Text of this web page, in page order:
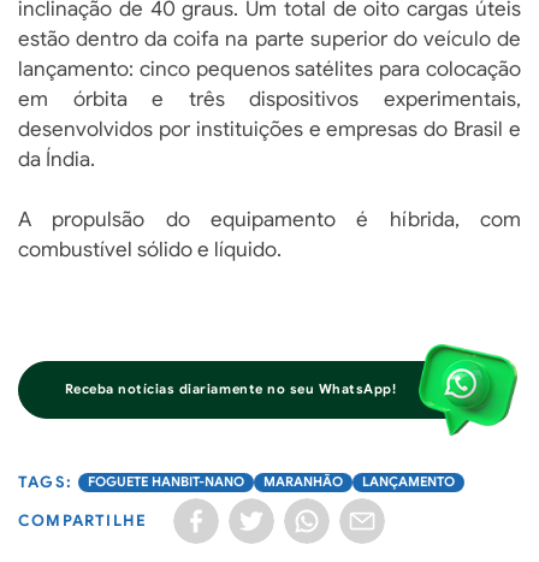
inclinação de 40 graus. Um total de oito cargas úteis
estão dentro da coifa na parte superior do veículo de
lançamento: cinco pequenos satélites para colocação
em órbita e três dispositivos experimentais,
desenvolvidos por instituições e empresas do Brasil e
da Índia.
A propulsão do equipamento é híbrida, com
combustível sólido e líquido.
Receba notícias diariamente no seu WhatsApp!
FOGUETE HANBIT-NANO MARANHÃO LANÇAMENTO
COMPARTILHE